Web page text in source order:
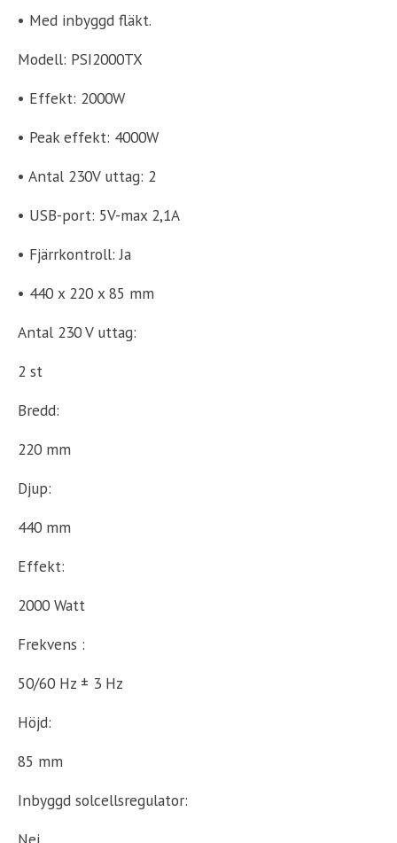
• Med inbyggd fläkt.
Modell: PSI2000TX
• Effekt: 2000W
• Peak effekt: 4000W
• Antal 230V uttag: 2
• USB-port: 5V-max 2,1A
• Fjärrkontroll: Ja
• 440 x 220 x 85 mm
Antal 230 V uttag:
2 st
Bredd:
220 mm
Djup:
440 mm
Effekt:
2000 Watt
Frekvens :
50/60 Hz ± 3 Hz
Höjd:
85 mm
Inbyggd solcellsregulator: